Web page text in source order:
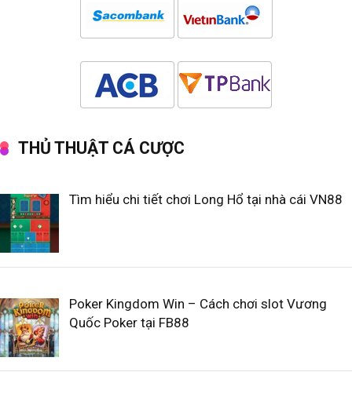
THỦ THUẬT CÁ CƯỢC
Tìm hiểu chi tiết chơi Long Hổ tại nhà cái VN88
Poker Kingdom Win – Cách chơi slot Vương
Quốc Poker tại FB88